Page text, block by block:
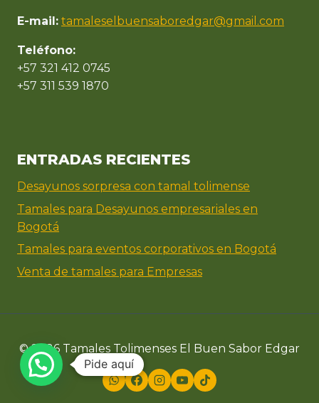
E-mail: tamaleselbuensaboredgar@gmail.com
Teléfono:
+57 321 412 0745
+57 311 539 1870
ENTRADAS RECIENTES
Desayunos sorpresa con tamal tolimense
Tamales para Desayunos empresariales en
Bogotá
Tamales para eventos corporativos en Bogotá
Venta de tamales para Empresas
© 2026 Tamales Tolimenses El Buen Sabor Edgar
Pide aquí